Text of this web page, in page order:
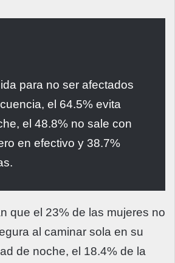
para no ser afectados
el 64.5% evita
el 48.8% no sale con
en efectivo y 38.7%
que el 23% de las mujeres no
al caminar sola en su
de noche, el 18.4% de la